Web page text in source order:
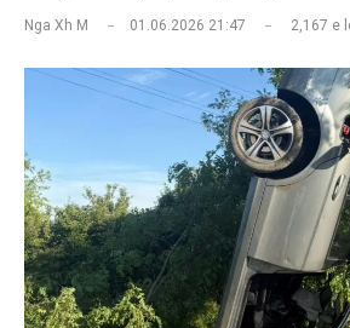
Nga Xh M 01.06.2026 21:47 2,167 e